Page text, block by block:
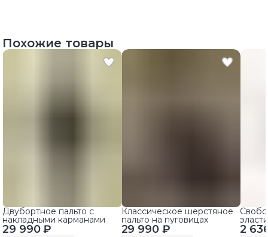
Похожие товары
29 990 ₽
Двубортное пальто с
накладными карманами
29 990 ₽
Классическое шерстяное
пальто на пуговицах
2